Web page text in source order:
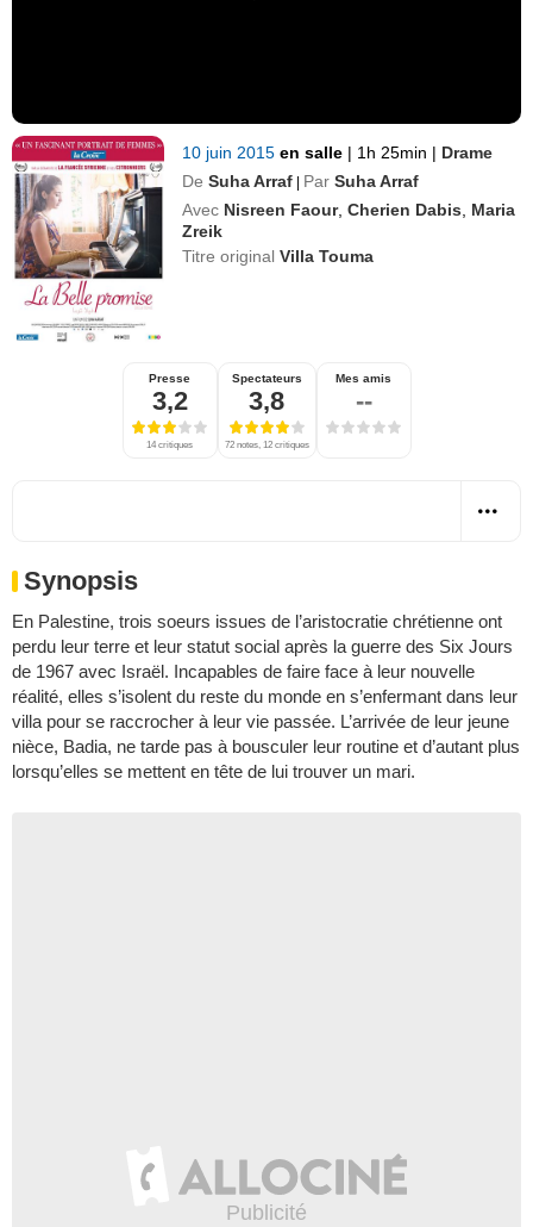
10 juin 2015en salle | 1h 25min | Drame
De Suha Arraf | Par Suha Arraf
Avec Nisreen Faour,Cherien Dabis
Maria
Zreik
Titre originalVilla Touma
Presse
3,2
14 critiques
Spectateurs
3,8
72 notes, 12 critiques
Mes amis
--
Synopsis
En Palestine, trois soeurs issues de l’aristocratie chrétienne ont
perdu leur terre et leur statut social après la guerre des Six Jours
de 1967 avec Israël. Incapables de faire face à leur nouvelle
réalité, elles s’isolent du reste du monde en s’enfermant dans leur
villa pour se raccrocher à leur vie passée. L’arrivée de leur jeune
nièce, Badia, ne tarde pas à bousculer leur routine et d’autant plus
lorsqu’elles se mettent en tête de lui trouver un mari.